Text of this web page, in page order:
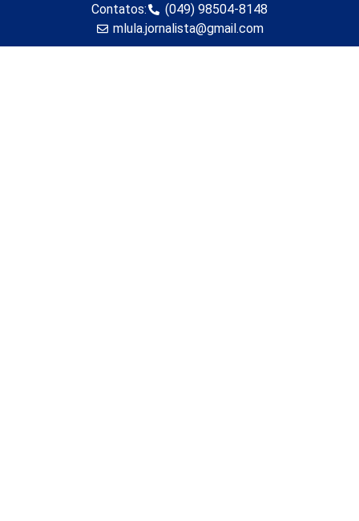
Contatos:
(049) 98504-8148
mlula.jornalista@gmail.com